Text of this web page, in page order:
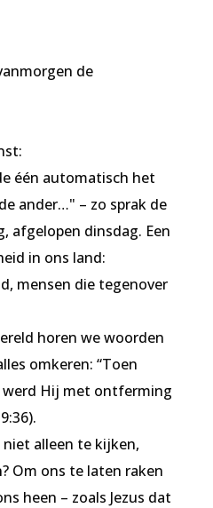
de
één automatisch het
ander…" – zo sprak de
afgelopen dinsdag. Een
in ons land:
mensen die tegenover
horen we woorden
omkeren: “Toen
werd Hij met ontferming
alleen te kijken,
Om ons te laten raken
heen – zoals Jezus dat